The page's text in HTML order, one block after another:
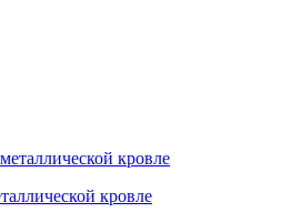
кровле